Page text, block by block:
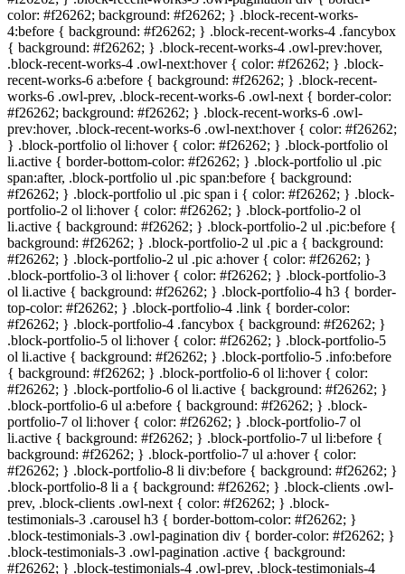
color: #f26262; background: #f26262; } .block-recent-works-
4:before { background: #f26262; } .block-recent-works-4 .fancybox
{ background: #f26262; } .block-recent-works-4 .owl-prev:hover,
.block-recent-works-4 .owl-next:hover { color: #f26262; } .block-
recent-works-6 a:before { background: #f26262; } .block-recent-
works-6 .owl-prev, .block-recent-works-6 .owl-next { border-color:
#f26262; background: #f26262; } .block-recent-works-6 .owl-
prev:hover, .block-recent-works-6 .owl-next:hover { color: #f26262;
} .block-portfolio ol li:hover { color: #f26262; } .block-portfolio ol
li.active { border-bottom-color: #f26262; } .block-portfolio ul .pic
span:after, .block-portfolio ul .pic span:before { background:
#f26262; } .block-portfolio ul .pic span i { color: #f26262; } .block-
portfolio-2 ol li:hover { color: #f26262; } .block-portfolio-2 ol
li.active { background: #f26262; } .block-portfolio-2 ul .pic:before {
background: #f26262; } .block-portfolio-2 ul .pic a { background:
#f26262; } .block-portfolio-2 ul .pic a:hover { color: #f26262; }
.block-portfolio-3 ol li:hover { color: #f26262; } .block-portfolio-3
ol li.active { background: #f26262; } .block-portfolio-4 h3 { border-
top-color: #f26262; } .block-portfolio-4 .link { border-color:
#f26262; } .block-portfolio-4 .fancybox { background: #f26262; }
.block-portfolio-5 ol li:hover { color: #f26262; } .block-portfolio-5
ol li.active { background: #f26262; } .block-portfolio-5 .info:before
{ background: #f26262; } .block-portfolio-6 ol li:hover { color:
#f26262; } .block-portfolio-6 ol li.active { background: #f26262; }
.block-portfolio-6 ul a:before { background: #f26262; } .block-
portfolio-7 ol li:hover { color: #f26262; } .block-portfolio-7 ol
li.active { background: #f26262; } .block-portfolio-7 ul li:before {
background: #f26262; } .block-portfolio-7 ul a:hover { color:
#f26262; } .block-portfolio-8 li div:before { background: #f26262; }
.block-portfolio-8 li a { background: #f26262; } .block-clients .owl-
prev, .block-clients .owl-next { color: #f26262; } .block-
testimonials-3 .carousel h3 { border-bottom-color: #f26262; }
.block-testimonials-3 .owl-pagination div { border-color: #f26262; }
.block-testimonials-3 .owl-pagination .active { background:
#f26262; } .block-testimonials-4 .owl-prev, .block-testimonials-4